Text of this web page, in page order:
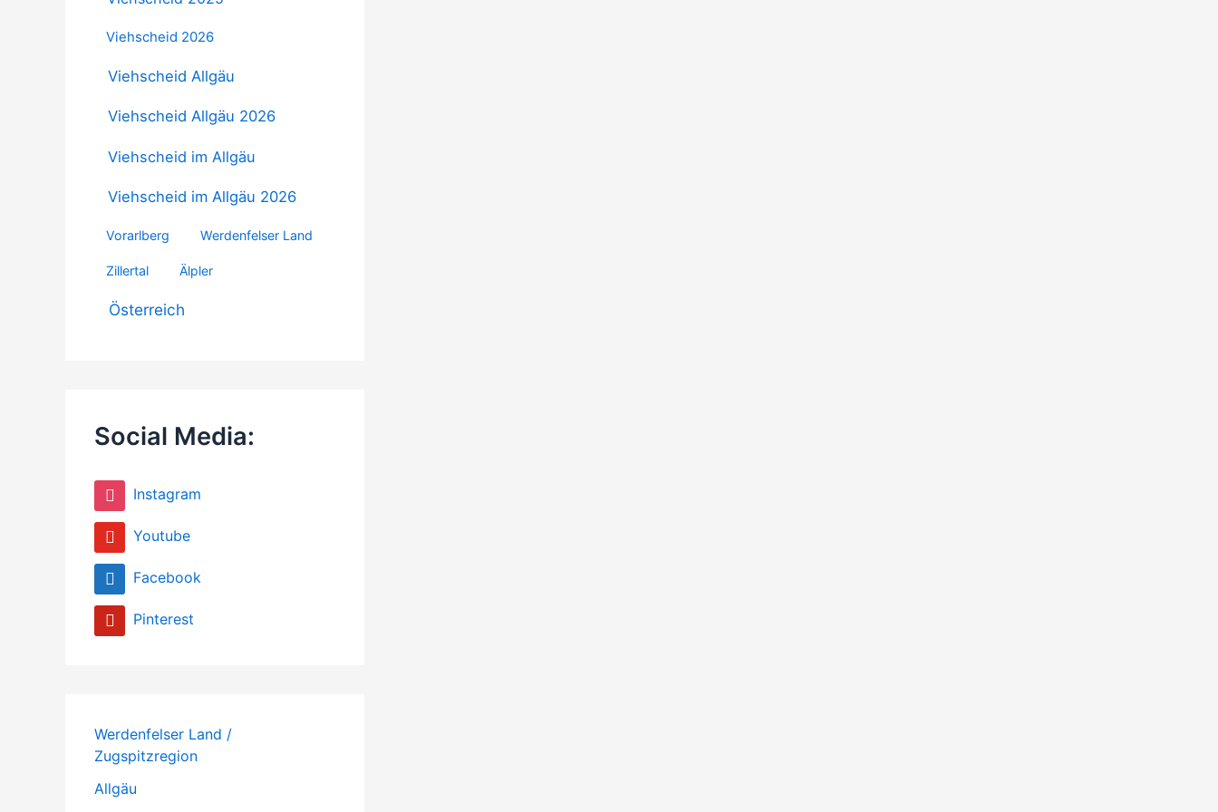
Viehscheid 2026
Viehscheid Allgäu
Viehscheid Allgäu 2026
Viehscheid im Allgäu
Viehscheid im Allgäu 2026
Vorarlberg Werdenfelser Land
Zillertal Älpler
Österreich
Social Media:
Instagram
Youtube
Facebook
Pinterest
Werdenfelser Land /
Zugspitzregion
Allgäu